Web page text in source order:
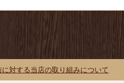
に対する当店の取り組みについて